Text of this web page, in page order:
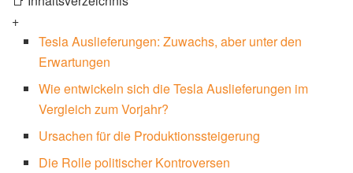
+
Tesla Auslieferungen: Zuwachs, aber unter den
Erwartungen
Wie entwickeln sich die Tesla Auslieferungen im
Vergleich zum Vorjahr?
Ursachen für die Produktionssteigerung
Die Rolle politischer Kontroversen